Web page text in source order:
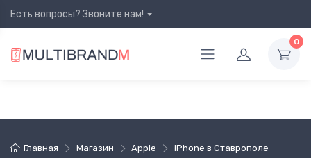
Есть вопросы? Звоните нам!
0
Главная Магазин Apple
iPhone в Ставрополе